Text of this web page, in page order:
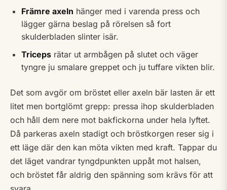
Främre axeln hänger med i varenda press och
lägger gärna beslag på rörelsen så fort
skulderbladen slinter isär.
Triceps rätar ut armbågen på slutet och väger
tyngre ju smalare greppet och ju tuffare vikten blir.
Det som avgör om bröstet eller axeln bär lasten är ett
litet men bortglömt grepp: pressa ihop skulderbladen
och håll dem nere mot bakfickorna under hela lyftet.
Då parkeras axeln stadigt och bröstkorgen reser sig i
ett läge där den kan möta vikten med kraft. Tappar du
det läget vandrar tyngdpunkten uppåt mot halsen,
och bröstet får aldrig den spänning som krävs för att